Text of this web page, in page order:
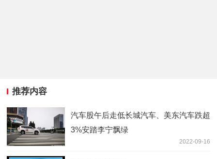
推荐内容
汽车股午后走低长城汽车、美东汽车跌超
3%安踏李宁飘绿
2022-09-16